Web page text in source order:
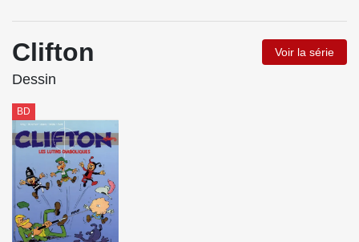
Clifton Voir la série
Dessin
BD